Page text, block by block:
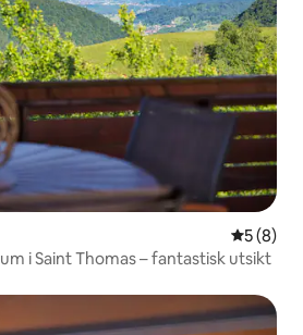
5 av 5 i
5 (8)
i Saint Thomas – fantastisk utsikt